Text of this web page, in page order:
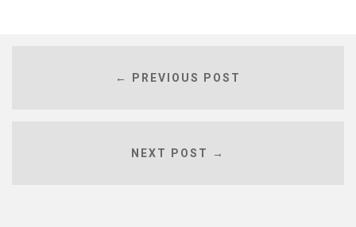
← PREVIOUS POST
NEXT POST →